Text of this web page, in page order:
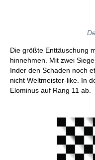
Die größte Enttäuschung
hinnehmen. Mit zwei
Inder den Schaden noch
nicht Weltmeister-like. In
Elominus auf Rang 11 ab.